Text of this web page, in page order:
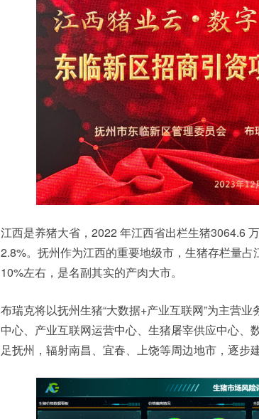
江西是养猪大省，2022 年江西省出栏生猪3064.6
2.8%。抚州作为江西的重要地级市，生猪存栏量
10%左右，是名副其实的产肉大市。
布瑞克将以抚州生猪“大数据+产业互联网”为主营
中心、产业互联网运营中心、生猪屠宰供应中心、
足抚州，辐射南昌、宜春、上饶等周边地市，逐步